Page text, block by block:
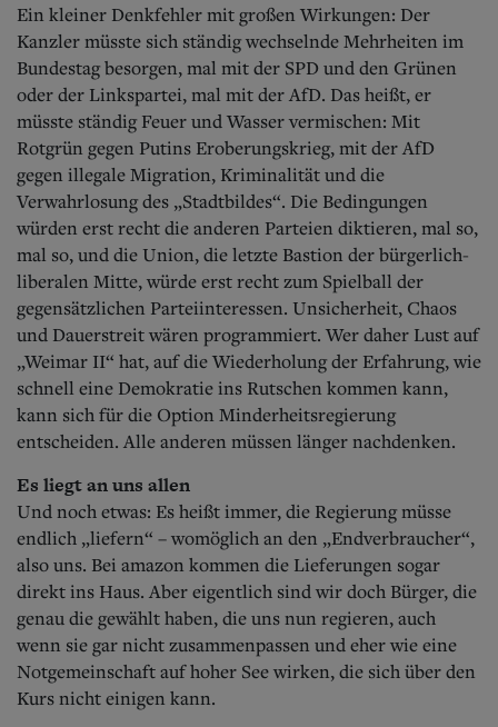
Ein kleiner Denkfehler mit großen Wirkungen: Der
Kanzler müsste sich ständig wechselnde Mehrheiten im
Bundestag besorgen, mal mit der SPD und den Grünen
oder der Linkspartei, mal mit der AfD. Das heißt, er
müsste ständig Feuer und Wasser vermischen: Mit
Rotgrün gegen Putins Eroberungskrieg, mit der AfD
gegen illegale Migration, Kriminalität und die
Verwahrlosung des „Stadtbildes“. Die Bedingungen
würden erst recht die anderen Parteien diktieren, mal so,
mal so, und die Union, die letzte Bastion der bürgerlich-
liberalen Mitte, würde erst recht zum Spielball der
gegensätzlichen Parteiinteressen. Unsicherheit, Chaos
und Dauerstreit wären programmiert. Wer daher Lust auf
„Weimar II“ hat, auf die Wiederholung der Erfahrung, wie
schnell eine Demokratie ins Rutschen kommen kann,
kann sich für die Option Minderheitsregierung
entscheiden. Alle anderen müssen länger nachdenken.
Es liegt an uns allen
Und noch etwas: Es heißt immer, die Regierung müsse
endlich „liefern“ – womöglich an den „Endverbraucher“,
also uns. Bei amazon kommen die Lieferungen sogar
direkt ins Haus. Aber eigentlich sind wir doch Bürger, die
genau die gewählt haben, die uns nun regieren, auch
wenn sie gar nicht zusammenpassen und eher wie eine
Notgemeinschaft auf hoher See wirken, die sich über den
Kurs nicht einigen kann.